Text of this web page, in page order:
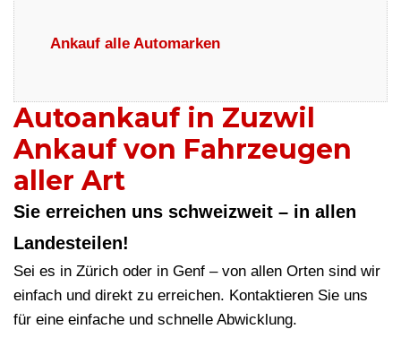
Ankauf alle Automarken
Autoankauf in Zuzwil
Ankauf von Fahrzeugen
aller Art
Sie erreichen uns schweizweit – in allen
Landesteilen!
Sei es in Zürich oder in Genf – von allen Orten sind wir
einfach und direkt zu erreichen. Kontaktieren Sie uns
für eine einfache und schnelle Abwicklung.